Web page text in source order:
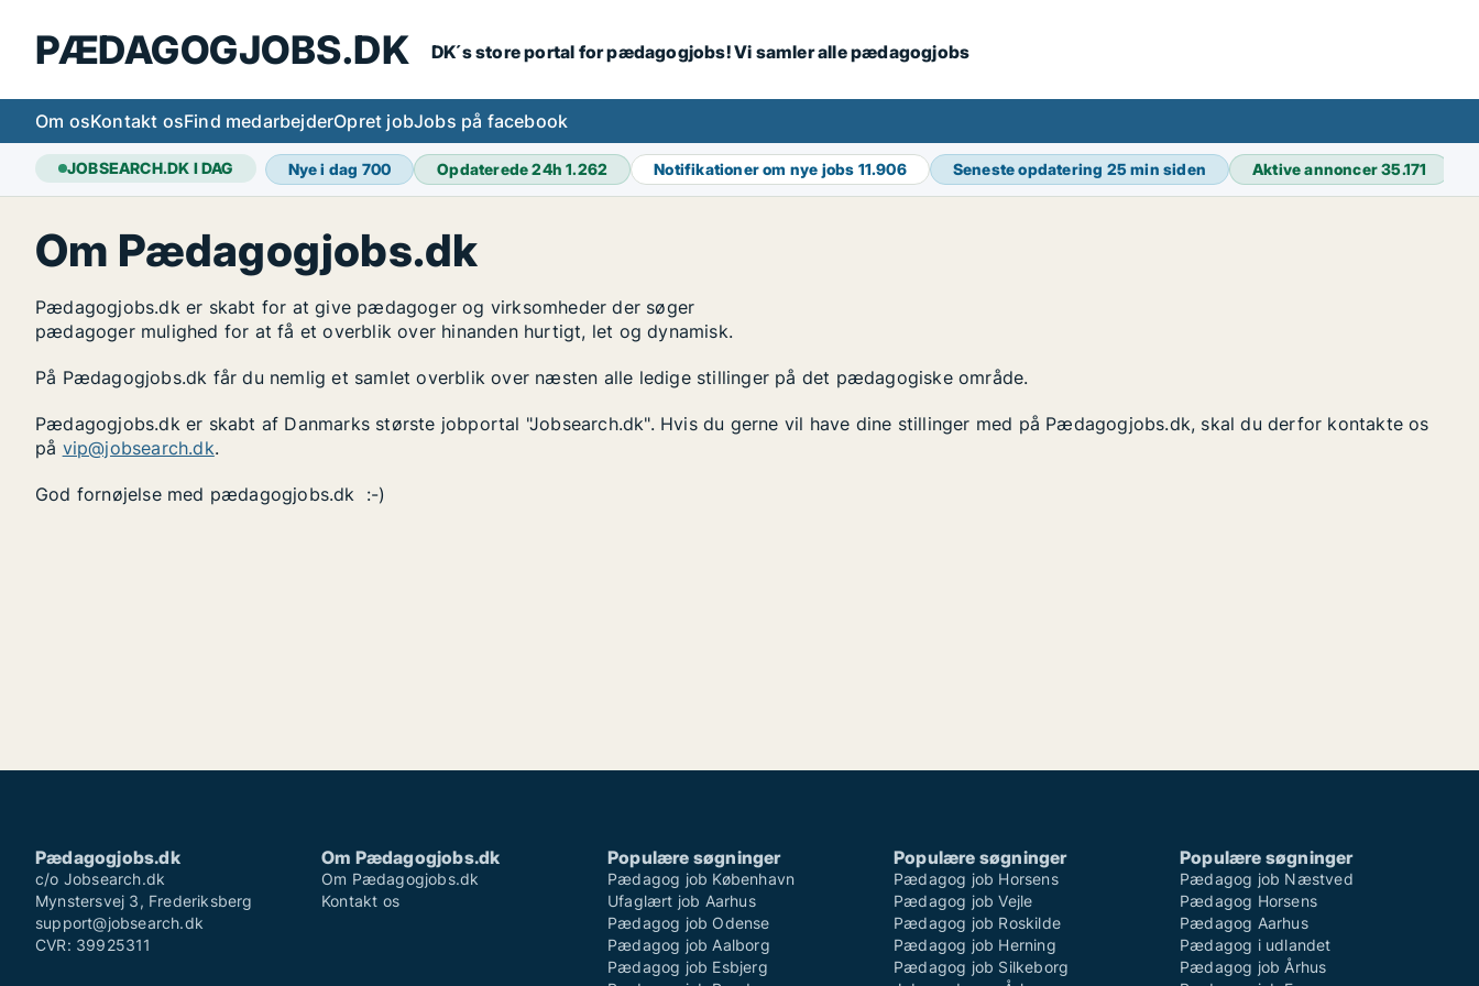
PÆDAGOGJOBS.DK DK´s store portal for pædagogjobs! Vi samler alle pædagogjobs
Om osKontakt osFind medarbejderOpret jobJobs på facebook
JOBSEARCH.DK I DAG Nye i dag 700 Opdaterede 24h1.262 Notifikationer om nye jobs 11.906 Seneste opdatering 25 min siden Aktive annoncer35.171
Om Pædagogjobs.dk
Pædagogjobs.dk er skabt for at give pædagoger og virksomheder der søger
pædagoger mulighed for at få et overblik over hinanden hurtigt, let og dynamisk.
På Pædagogjobs.dk får du nemlig et samlet overblik over næsten alle ledige stillinger på det pædagogiske område.
Pædagogjobs.dk er skabt af Danmarks største jobportal "Jobsearch.dk". Hvis du gerne vil have dine stillinger med på Pædagogjobs.dk, skal du derfor kontakte os
på vip@jobsearch.dk.
God fornøjelse med pædagogjobs.dk :-)
Pædagogjobs.dk
c/o Jobsearch.dk
Mynstersvej 3, Frederiksberg
support@jobsearch.dk
CVR: 39925311
Om Pædagogjobs.dk
Om Pædagogjobs.dk
Kontakt os
Populære søgninger
Pædagog job København
Ufaglært job Aarhus
Pædagog job Odense
Pædagog job Aalborg
Pædagog job Esbjerg
Populære søgninger
Pædagog job Horsens
Pædagog job Vejle
Pædagog job Roskilde
Pædagog job Herning
Pædagog job Silkeborg
Populære søgninger
Pædagog job Næstved
Pædagog Horsens
Pædagog Aarhus
Pædagog i udlandet
Pædagog job Århus